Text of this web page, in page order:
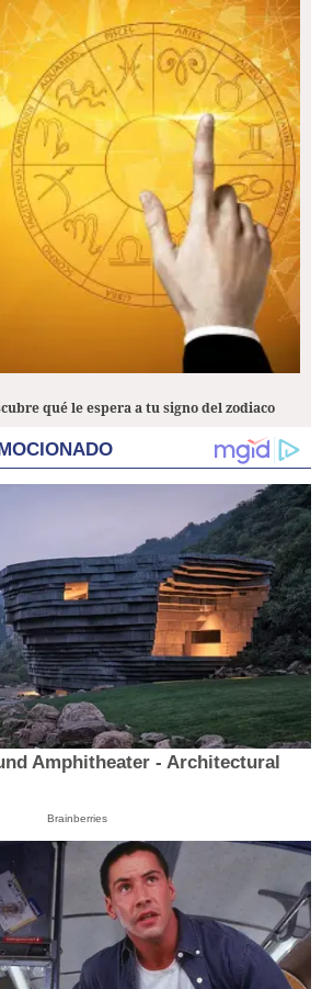
qué le espera a tu signo del zodiaco
Amphitheater - Architectural
Brainberries